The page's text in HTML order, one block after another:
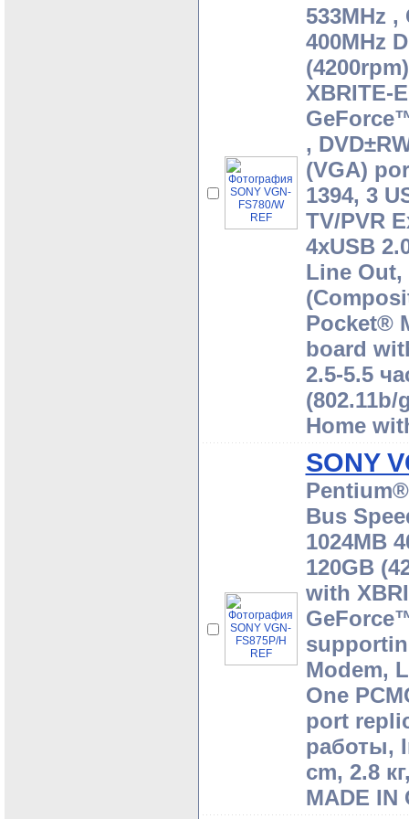
533MHz
400MHz
XBRITE-
,
(VGA)
1394, 3
TV/PVR
4xUSB
Line Out,
Pocket®
board
2.5-5.5
(802.11b/
Home
SONY
Pentium®
Bus
1024MB
120GB
with
Modem,
One
port
работы,
cm, 2.8
MADE IN